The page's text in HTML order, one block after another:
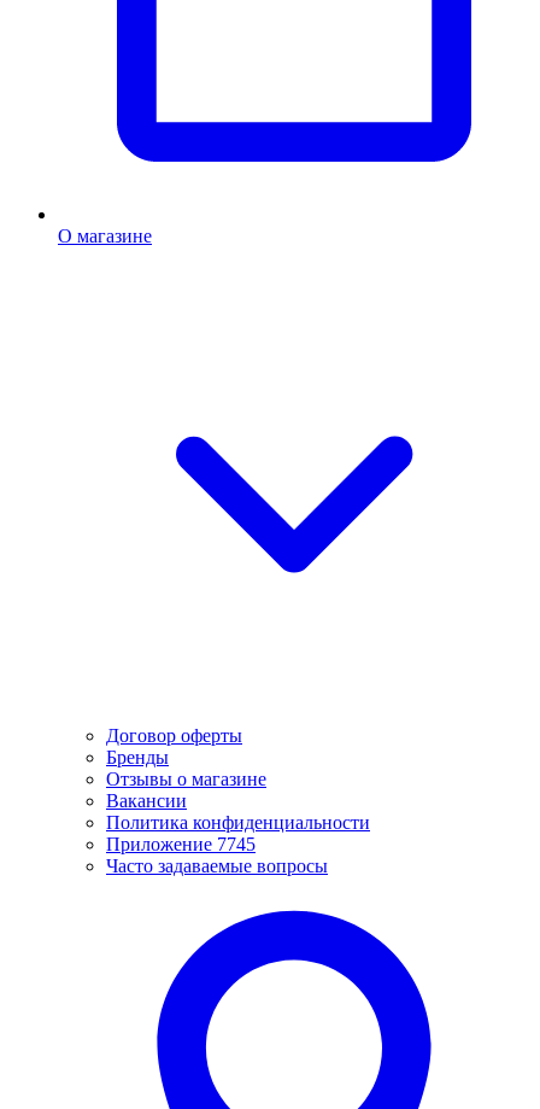
О магазине
Договор оферты
Бренды
Отзывы о магазине
Вакансии
Политика конфиденциальности
Приложение 7745
Часто задаваемые вопросы